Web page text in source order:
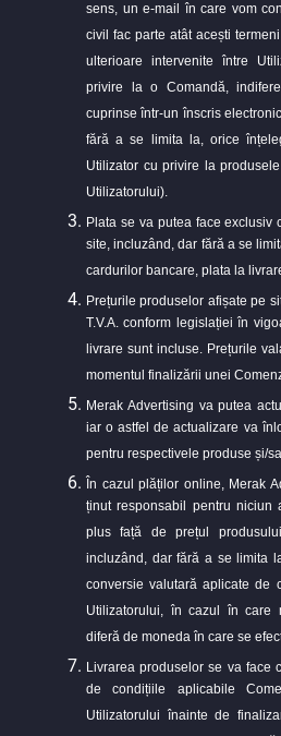
sens, un e-mail în care vom
civil fac parte atât acești
ulterioare intervenite între
privire la o Comandă,
cuprinse într-un înscris
fără a se limita la, orice
Utilizator cu privire la
Utilizatorului).
Plata se va putea face exclusiv
site, incluzând, dar fără a se
cardurilor bancare, plata la
Prețurile produselor afișate pe
T.V.A. conform legislației în
livrare sunt incluse. Prețurile
momentul finalizării unei
Merak Advertising va putea
iar o astfel de actualizare va
pentru respectivele produse și/
În cazul plăților online, Merak
ținut responsabil pentru
plus față de prețul
incluzând, dar fără a se limita
conversie valutară aplicate de
Utilizatorului, în cazul în care
diferă de moneda în care se
Livrarea produselor se va face
de condițiile aplicabile
Utilizatorului înainte de